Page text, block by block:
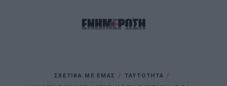
ΣΧΕΤΙΚΑ ΜΕ ΕΜΑΣ
ΤΑΥΤΟΤΗΤΑ